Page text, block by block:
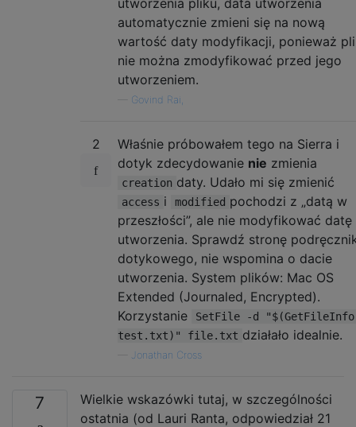
automatycznie zmieni się na nową
wartość daty modyfikacji, ponieważ
nie można zmodyfikować przed jego
utworzeniem.
Govind Rai,
2
Właśnie próbowałem tego na Sierra i
dotyk zdecydowanie nie zmienia
creation daty. Udało mi się zmienić
access i modified pochodzi z „datą w
przeszłości”, ale nie modyfikować datę
utworzenia. Sprawdź stronę
dotykowego, nie wspomina o dacie
utworzenia. System plików: Mac OS
Extended (Journaled, Encrypted).
Korzystanie
SetFile -d "$(GetFileInfo
test.txt)" file.txt działało idealnie.
Jonathan Cross
7
Wielkie wskazówki tutaj, w szczególności
ostatnia (od Lauri Ranta, odpowiedział 21